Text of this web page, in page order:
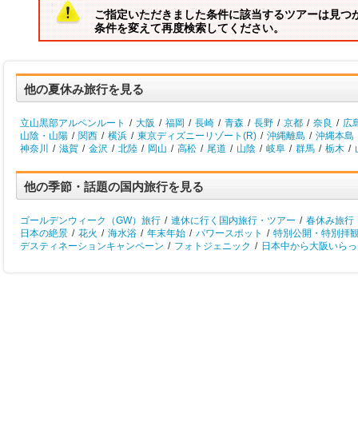
ご指定いただきました条件に該当するツアーは見つ
条件を変えて再度検索してください。
他の夏休み旅行を見る
立山黒部アルペンルート / 大阪 / 福岡 / 長崎 / 青森 / 長野 / 京都 / 奈良 / 広
山陰・山陽 / 関西 / 横浜 / 東京ディズニーリゾート(R) / 沖縄離島 / 沖縄本島
神奈川
/ 滋賀 / 金沢 / 北陸 / 岡山 / 高松 / 尾道 / 山陰 / 岐阜 / 群馬 / 栃木 /
他の季節・話題の国内旅行を見る
ゴールデンウィーク（GW）旅行 / 連休に行く国内旅行・ツアー / 春休み旅行
日本の絶景 / 花火 / 海水浴 / 年末年始 / パワースポット / 特別公開・特別拝
デスティネーションキャンペーン / フォトジェニック / 日本中から大阪いら